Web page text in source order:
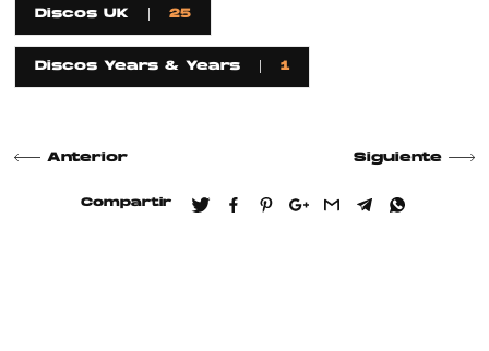
Discos UK 25
Discos Years & Years 1
Anterior Siguiente
Compartir